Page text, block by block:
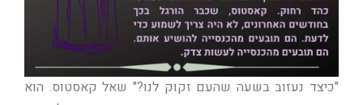
"כיצד נעזוב בשעה שהעם זקוק לנו?" שאל קאסטוס. הוא